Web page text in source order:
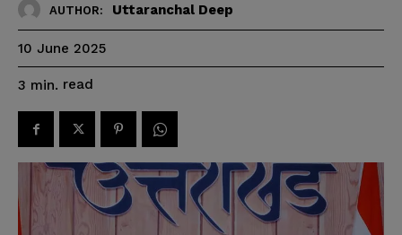
AUTHOR: Uttaranchal Deep
10 June 2025
3 min. read